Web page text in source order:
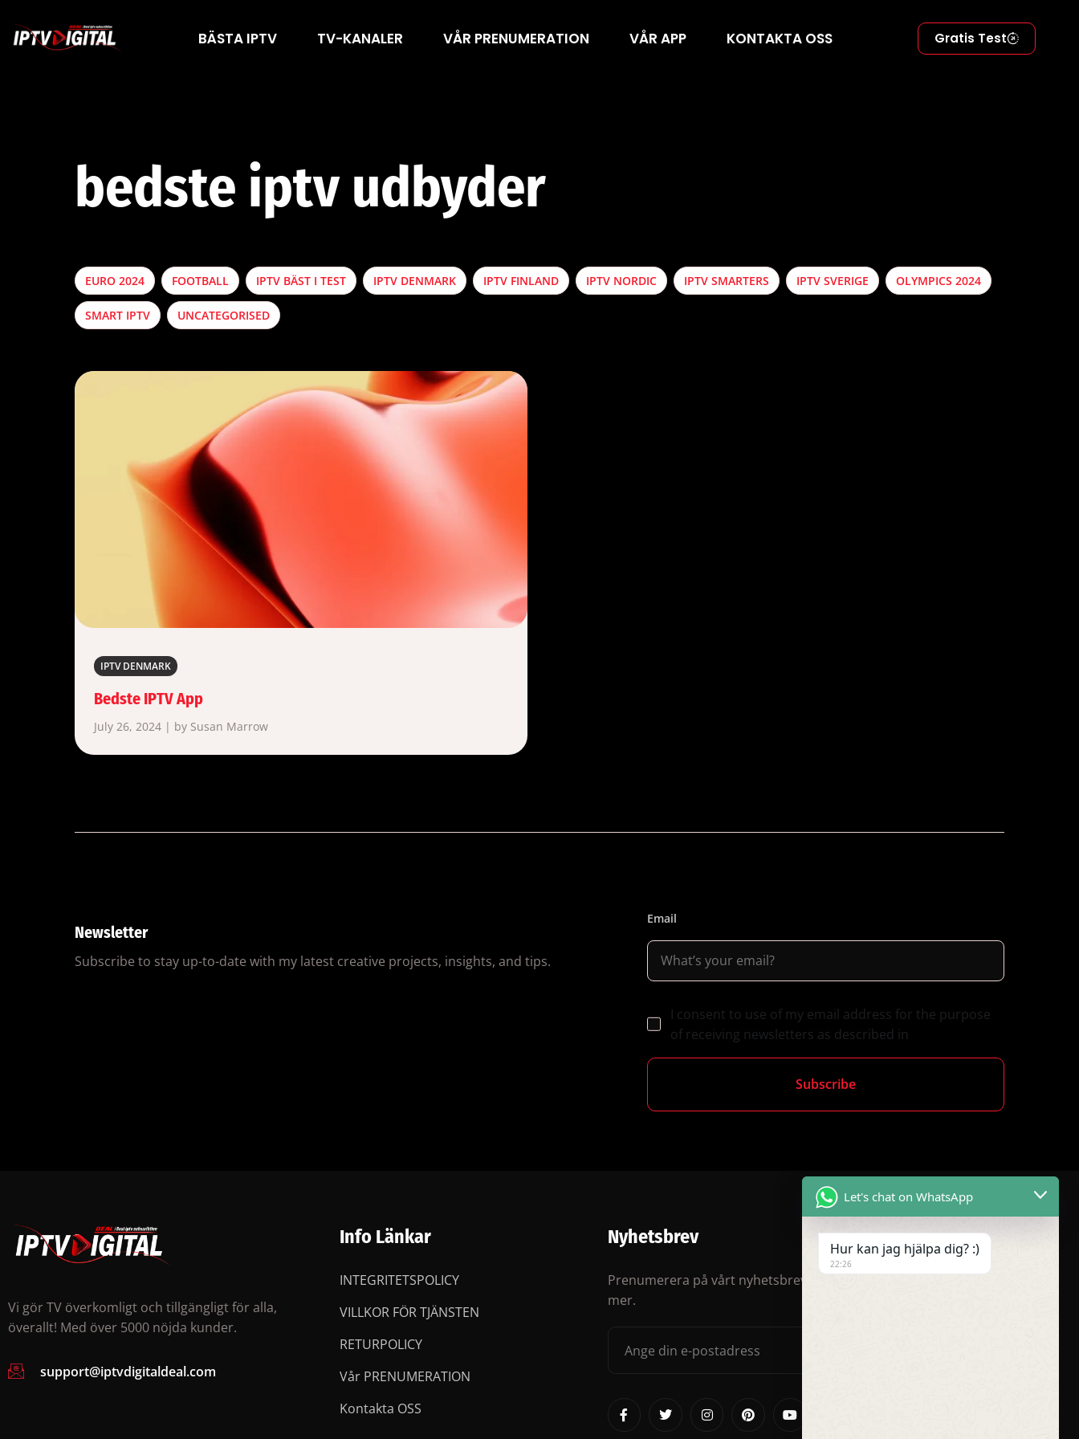
BÄSTA IPTV TV-KANALER VÅR PRENUMERATION VÅR APP KONTAKTA OSS Gratis Test
bedste iptv udbyder
EURO 2024 FOOTBALL IPTV BÄST I TEST IPTV DENMARK IPTV FINLAND IPTV NORDIC IPTV SMARTERS IPTV SVERIGE OLYMPICS 2024
SMART IPTV UNCATEGORISED
IPTV DENMARK
Bedste IPTV App
July 26, 2024 | by Susan Marrow
Newsletter
Subscribe to stay up-to-date with my latest creative projects, insights, and tips.
Email
I consent to use of my email address for the purpose
of receiving newsletters as described in
Vi gör TV överkomligt och tillgängligt för alla,
överallt! Med över 5000 nöjda kunder.
support@iptvdigitaldeal.com
Info Länkar
INTEGRITETSPOLICY
VILLKOR FÖR TJÄNSTEN
RETURPOLICY
Vår PRENUMERATION
Kontakta OSS
Nyhetsbrev
Prenumerera på vårt nyhetsbrev för rabatter och
mer.
Let's chat on WhatsApp
Hur kan jag hjälpa dig? :)
22:26